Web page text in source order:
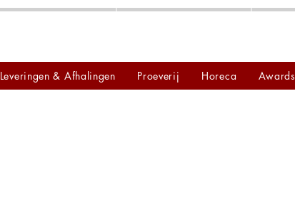
Leveringen & Afhalingen Proeverij Horeca Awards